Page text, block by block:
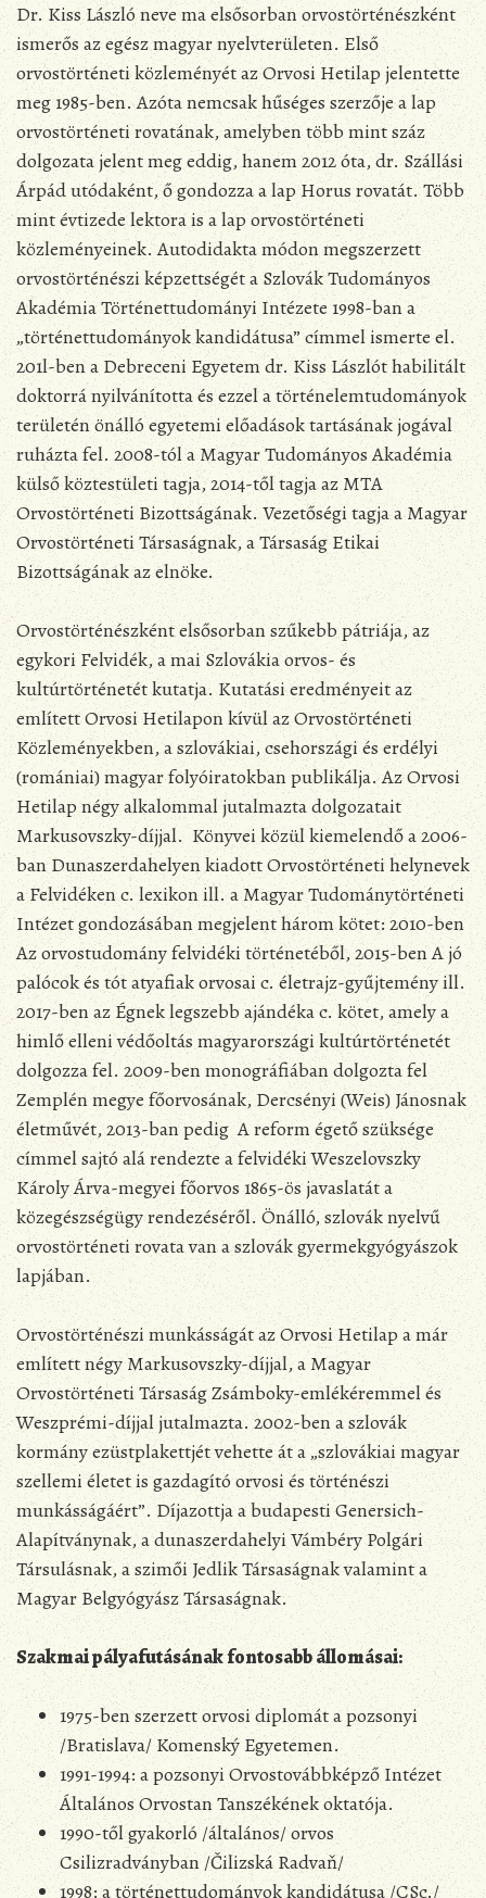
Dr. Kiss László neve ma elsősorban orvostörténészként
ismerős az egész magyar nyelvterületen. Első
orvostörténeti közleményét az Orvosi Hetilap jelentette
meg 1985-ben. Azóta nemcsak hűséges szerzője a lap
orvostörténeti rovatának, amelyben több mint száz
dolgozata jelent meg eddig, hanem 2012 óta, dr. Szállási
Árpád utódaként, ő gondozza a lap Horus rovatát. Több
mint évtizede lektora is a lap orvostörténeti
közleményeinek. Autodidakta módon megszerzett
orvostörténészi képzettségét a Szlovák Tudományos
Akadémia Történettudományi Intézete 1998-ban a
„történettudományok kandidátusa” címmel ismerte el.
201l-ben a Debreceni Egyetem dr. Kiss Lászlót habilitált
doktorrá nyilvánította és ezzel a történelemtudományok
területén önálló egyetemi előadások tartásának jogával
ruházta fel. 2008-tól a Magyar Tudományos Akadémia
külső köztestületi tagja, 2014-től tagja az MTA
Orvostörténeti Bizottságának. Vezetőségi tagja a Magyar
Orvostörténeti Társaságnak, a Társaság Etikai
Bizottságának az elnöke.
Orvostörténészként elsősorban szűkebb pátriája, az
egykori Felvidék, a mai Szlovákia orvos- és
kultúrtörténetét kutatja. Kutatási eredményeit az
említett Orvosi Hetilapon kívül az Orvostörténeti
Közleményekben, a szlovákiai, csehországi és erdélyi
(romániai) magyar folyóiratokban publikálja. Az Orvosi
Hetilap négy alkalommal jutalmazta dolgozatait
Markusovszky-díjjal. Könyvei közül kiemelendő a 2006-
ban Dunaszerdahelyen kiadott Orvostörténeti helynevek
a Felvidéken c. lexikon ill. a Magyar Tudománytörténeti
Intézet gondozásában megjelent három kötet: 2010-ben
Az orvostudomány felvidéki történetéből, 2015-ben A jó
palócok és tót atyafiak orvosai c. életrajz-gyűjtemény ill.
2017-ben az Égnek legszebb ajándéka c. kötet, amely a
himlő elleni védőoltás magyarországi kultúrtörténetét
dolgozza fel. 2009-ben monográfiában dolgozta fel
Zemplén megye főorvosának, Dercsényi (Weis) Jánosnak
életművét, 2013-ban pedig A reform égető szüksége
címmel sajtó alá rendezte a felvidéki Weszelovszky
Károly Árva-megyei főorvos 1865-ös javaslatát a
közegészségügy rendezéséről. Önálló, szlovák nyelvű
orvostörténeti rovata van a szlovák gyermekgyógyászok
lapjában.
Orvostörténészi munkásságát az Orvosi Hetilap a már
említett négy Markusovszky-díjjal, a Magyar
Orvostörténeti Társaság Zsámboky-emlékéremmel és
Weszprémi-díjjal jutalmazta. 2002-ben a szlovák
kormány ezüstplakettjét vehette át a „szlovákiai magyar
szellemi életet is gazdagító orvosi és történészi
munkásságáért”. Díjazottja a budapesti Genersich-
Alapítványnak, a dunaszerdahelyi Vámbéry Polgári
Társulásnak, a szimői Jedlik Társaságnak valamint a
Magyar Belgyógyász Társaságnak.
Szakmai pályafutásának fontosabb állomásai:
1975-ben szerzett orvosi diplomát a pozsonyi
/Bratislava/ Komenský Egyetemen.
1991-1994: a pozsonyi Orvostovábbképző Intézet
Általános Orvostan Tanszékének oktatója.
1990-től gyakorló /általános/ orvos
Csilizradványban /Čilizská Radvaň/
1998: a történettudományok kandidátusa /CSc./